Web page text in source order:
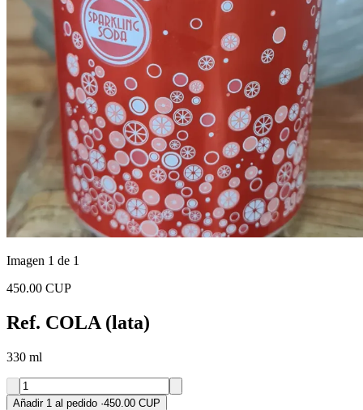
Imagen 1 de 1
450.00 CUP
Ref. COLA (lata)
330 ml
Añadir 1 al pedido ·450.00 CUP